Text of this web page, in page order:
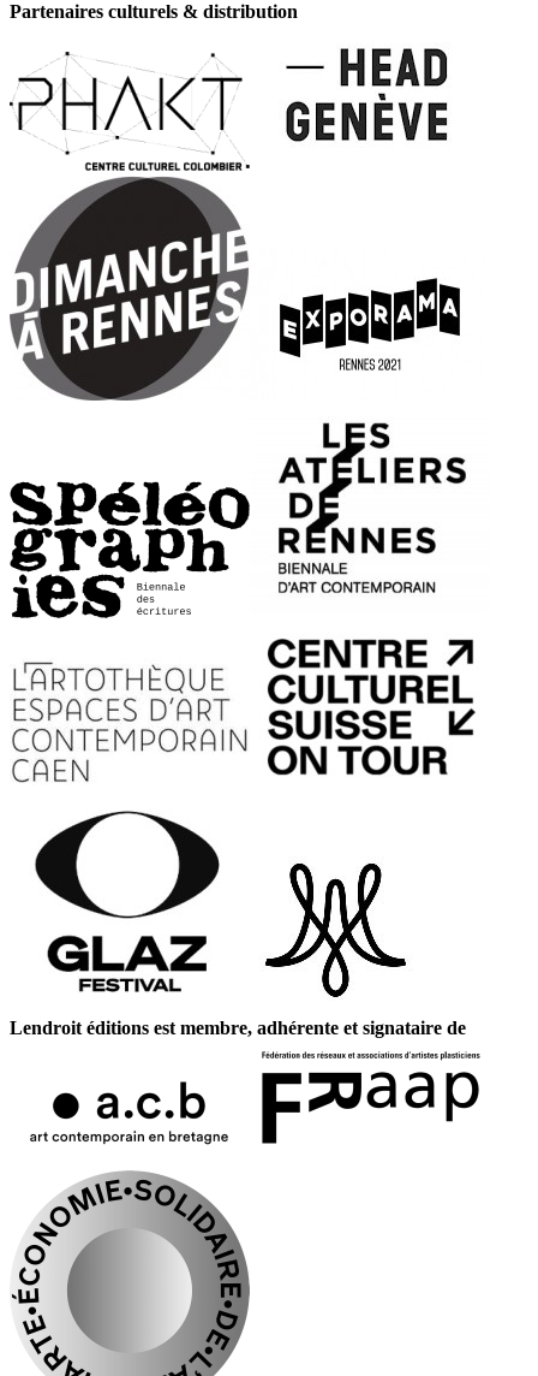
Partenaires culturels & distribution
Lendroit éditions est membre, adhérente et signataire de